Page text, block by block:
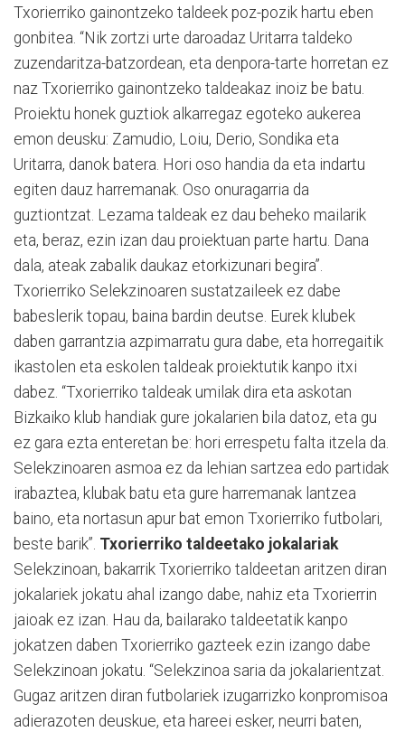
Txorierriko gainontzeko taldeek poz-pozik hartu eben
gonbitea. “Nik zortzi urte daroadaz Uritarra taldeko
zuzendaritza-batzordean, eta denpora-tarte horretan ez
naz Txorierriko gainontzeko taldeakaz inoiz be batu.
Proiektu honek guztiok alkarregaz egoteko aukerea
emon deusku: Zamudio, Loiu, Derio, Sondika eta
Uritarra, danok batera. Hori oso handia da eta indartu
egiten dauz harremanak. Oso onuragarria da
guztiontzat. Lezama taldeak ez dau beheko mailarik
eta, beraz, ezin izan dau proiektuan parte hartu. Dana
dala, ateak zabalik daukaz etorkizunari begira”.
Txorierriko Selekzinoaren sustatzaileek ez dabe
babeslerik topau, baina bardin deutse. Eurek klubek
daben garrantzia azpimarratu gura dabe, eta horregaitik
ikastolen eta eskolen taldeak proiektutik kanpo itxi
dabez. “Txorierriko taldeak umilak dira eta askotan
Bizkaiko klub handiak gure jokalarien bila datoz, eta gu
ez gara ezta enteretan be: hori errespetu falta itzela da.
Selekzinoaren asmoa ez da lehian sartzea edo partidak
irabaztea, klubak batu eta gure harremanak lantzea
baino, eta nortasun apur bat emon Txorierriko futbolari,
beste barik”. Txorierriko taldeetako jokalariak
Selekzinoan, bakarrik Txorierriko taldeetan aritzen diran
jokalariek jokatu ahal izango dabe, nahiz eta Txorierrin
jaioak ez izan. Hau da, bailarako taldeetatik kanpo
jokatzen daben Txorierriko gazteek ezin izango dabe
Selekzinoan jokatu. “Selekzinoa saria da jokalarientzat.
Gugaz aritzen diran futbolariek izugarrizko konpromisoa
adierazoten deuskue, eta hareei esker, neurri baten,